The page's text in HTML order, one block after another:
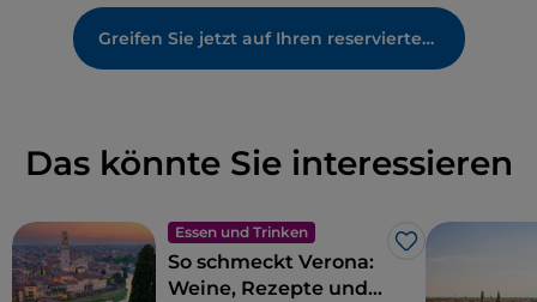
Greifen Sie jetzt auf Ihren reservierten Bereich zu
Das könnte Sie interessieren
Essen und Trinken
Like
So schmeckt Verona:
Weine, Rezepte und